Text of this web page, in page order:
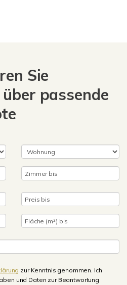
Sie
passende
zur Kenntnis genommen. Ich
und Daten zur Beantwortung